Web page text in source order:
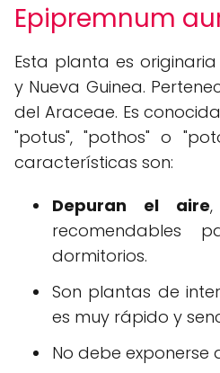
Epipremnum
Esta planta es
y Nueva Guinea.
del Araceae. Es
"potus", "pothos" o
características son:
Depuran el aire
recomendables
dormitorios.
Son plantas de
es muy rápido y
No debe exponerse